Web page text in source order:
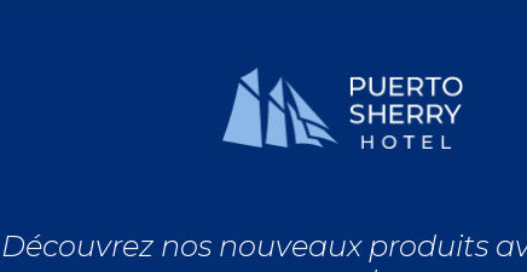
Découvrez nos nouveaux produits